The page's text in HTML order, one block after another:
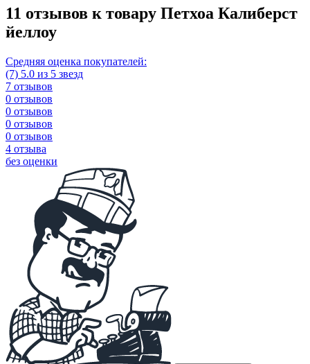
11 отзывов к товару Петхоа Калиберст
йеллоу
Средняя оценка покупателей:
(7) 5.0 из 5 звезд
7 отзывов
0 отзывов
0 отзывов
0 отзывов
0 отзывов
4 отзыва
без оценки